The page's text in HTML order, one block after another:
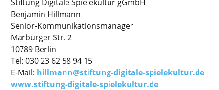
Stiftung Digitale Spielekultur gGmbH
Benjamin Hillmann
Senior-Kommunikationsmanager
Marburger Str. 2
10789 Berlin
Tel: 030 23 62 58 94 15
E-Mail: hillmann@stiftung-digitale-spielekultur.de
www.stiftung-digitale-spielekultur.de